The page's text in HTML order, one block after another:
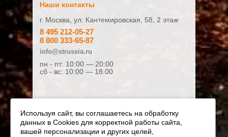
Минусы
Оценка:
Наши контакты
г. Москва, ул. Кантемировская, 58, 2 этаж
8 495 212-05-27
8 800 333-65-87
info@strussia.ru
пн - пт: 10:00 — 20:00
сб - вс: 10:00 — 18:00
Используя сайт, вы соглашаетесь на обработку
данных в Cookies для корректной работы сайта,
вашей персонализации и других целей,